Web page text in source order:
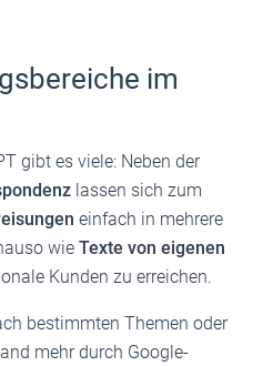
im
gibt es viele: Neben der
lassen sich zum
einfach in mehrere
wie Texte von eigenen
Kunden zu erreichen.
bestimmten Themen oder
mehr durch Google-